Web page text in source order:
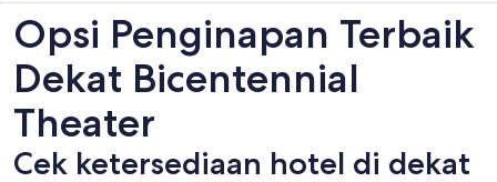
Opsi Penginapan Terbaik
Dekat Bicentennial
Theater
Cek ketersediaan hotel di dekat